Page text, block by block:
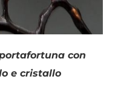
con
e cristallo